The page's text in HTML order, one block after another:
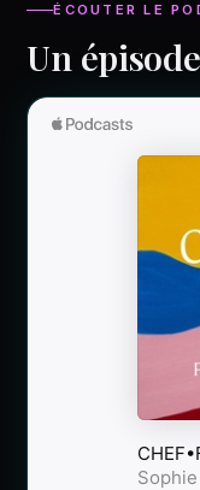
ÉCOUTER LE
Un épisode